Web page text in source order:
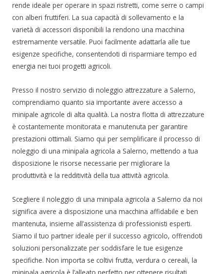
rende ideale per operare in spazi ristretti, come serre o campi
con alberi fruttiferi. La sua capacità di sollevamento e la
varietà di accessori disponibili la rendono una macchina
estremamente versatile. Puoi facilmente adattarla alle tue
esigenze specifiche, consentendoti di risparmiare tempo ed
energia nei tuoi progetti agricoli.
Presso il nostro servizio di noleggio attrezzature a Salerno,
comprendiamo quanto sia importante avere accesso a
minipale agricole di alta qualità. La nostra flotta di attrezzature
è costantemente monitorata e manutenuta per garantire
prestazioni ottimali. Siamo qui per semplificare il processo di
noleggio di una minipala agricola a Salerno, mettendo a tua
disposizione le risorse necessarie per migliorare la
produttività e la redditività della tua attività agricola.
Scegliere il noleggio di una minipala agricola a Salerno da noi
significa avere a disposizione una macchina affidabile e ben
mantenuta, insieme all’assistenza di professionisti esperti.
Siamo il tuo partner ideale per il successo agricolo, offrendoti
soluzioni personalizzate per soddisfare le tue esigenze
specifiche. Non importa se coltivi frutta, verdura o cereali, la